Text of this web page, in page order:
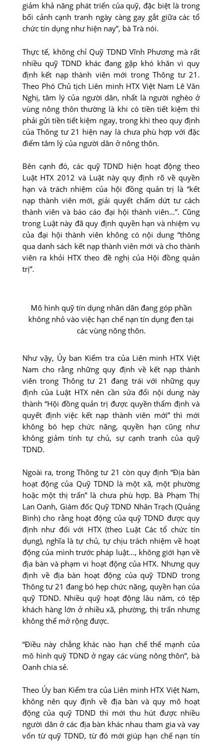
giảm khả năng phát triển của quỹ, đặc biệt là trong
bối cảnh cạnh tranh ngày càng gay gắt giữa các tổ
chức tín dụng như hiện nay”, bà Trà nói.
Thực tế, không chỉ Quỹ TDND Vĩnh Phương mà rất
nhiều quỹ TDND khác đang gặp khó khăn vì quy
định kết nạp thành viên mới trong Thông tư 21.
Theo Phó Chủ tịch Liên minh HTX Việt Nam Lê Văn
Nghị, tâm lý của người dân, nhất là người nghèo ở
vùng nông thôn thường là khi có tiền tiết kiệm thì
phải gửi tiền tiết kiệm ngay, trong khi theo quy định
của Thông tư 21 hiện nay là chưa phù hợp với đặc
điểm tâm lý của người dân ở nông thôn.
Bên cạnh đó, các quỹ TDND hiện hoạt động theo
Luật HTX 2012 và Luật này quy định rõ về quyền
hạn và trách nhiệm của hội đồng quản trị là “kết
nạp thành viên mới, giải quyết chấm dứt tư cách
thành viên và báo cáo đại hội thành viên…”. Cũng
trong Luật này đã quy định quyền hạn và nhiệm vụ
của đại hội thành viên không có nội dung “thông
qua danh sách kết nạp thành viên mới và cho thành
viên ra khỏi HTX theo đề nghị của Hội đồng quản
trị”.
Mô hình quỹ tín dụng nhân dân đang góp phần
không nhỏ vào việc hạn chế nạn tín dụng đen tại
các vùng nông thôn.
Như vậy, Ủy ban Kiểm tra của Liên minh HTX Việt
Nam cho rằng những quy định về kết nạp thành
viên trong Thông tư 21 đang trái với những quy
định của Luật HTX nên cần sửa đổi nội dung này
thành “Hội đồng quản trị được quyền thẩm định và
quyết định việc kết nạp thành viên mới” thì mới
không bó hẹp chức năng, quyền hạn cũng như
không giảm tính tự chủ, sự cạnh tranh của quỹ
TDND.
Ngoài ra, trong Thông tư 21 còn quy định “Địa bàn
hoạt động của Quỹ TDND là một xã, một phường
hoặc một thị trấn” là chưa phù hợp. Bà Phạm Thị
Lan Oanh, Giám đốc Quỹ TDND Nhân Trạch (Quảng
Bình) cho rằng hoạt động của quỹ TDND được quy
định như đối với HTX (theo Luật Các tổ chức tín
dụng), nghĩa là tự chủ, tự chịu trách nhiệm về hoạt
động của mình trước pháp luật…, không giới hạn về
địa bàn và phạm vi hoạt động của HTX. Nhưng quy
định về địa bàn hoạt động của quỹ TDND trong
Thông tư 21 đang bó hẹp chức năng, quyền hạn của
quỹ TDND. Nhiều quỹ hoạt động lâu năm, có tệp
khách hàng lớn ở nhiều xã, phường, thị trấn nhưng
không thể mở rộng được.
“Điều này chẳng khác nào hạn chế thế mạnh của
mô hình quỹ TDND ở ngay các vùng nông thôn”, bà
Oanh chia sẻ.
Theo Ủy ban Kiểm tra của Liên minh HTX Việt Nam,
không nên quy định về địa bàn và quy mô hoạt
động của quỹ TDND thì mới thu hút được nhiều
người dân ở các địa bàn khác nhau tham gia và vay
vốn từ quỹ TDND, từ đó mới giúp hạn chế nạn tín